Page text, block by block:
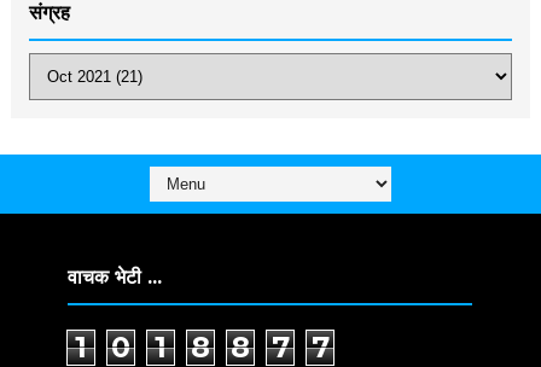
संग्रह
वाचक भेटी ...
1 0 1 8 8 7 7